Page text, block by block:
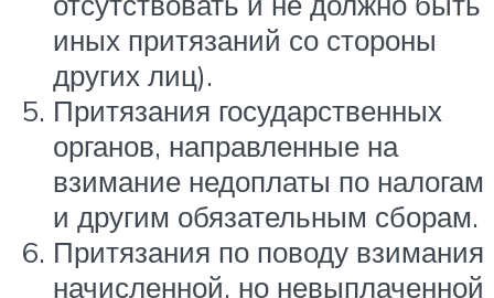
иных притязаний со стороны
других лиц).
Притязания государственных
органов, направленные на
взимание недоплаты по налогам
и другим обязательным сборам.
Притязания по поводу взимания
начисленной, но невыплаченной